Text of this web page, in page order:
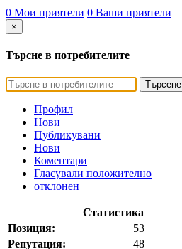
0 Мои приятели 0 Ваши приятели
×
Търсне в потребителите
Търсене
Профил
Нови
Публикувани
Нови
Коментари
Гласували положително
отклонен
Статистика
Позиция:
53
Репутация:
48